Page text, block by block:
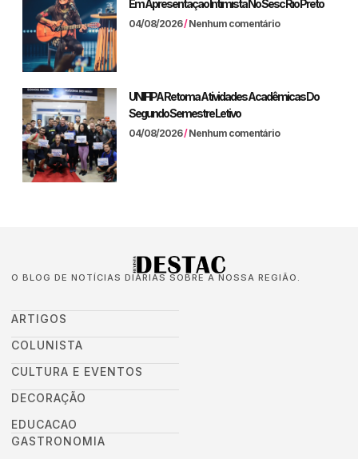
Em Apresentação Intimista No Sesc Rio Preto
04/08/2026 Nenhum comentário
UNIFIPA Retoma Atividades Acadêmicas Do
Segundo Semestre Letivo
04/08/2026 Nenhum comentário
O BLOG DE NOTÍCIAS DIÁRIAS SOBRE A NOSSA REGIÃO.
ARTIGOS
COLUNISTA
CULTURA E EVENTOS
DECORAÇÃO
EDUCACAO
GASTRONOMIA